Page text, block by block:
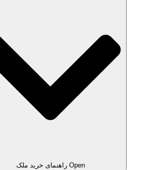
Open راهنمای خرید ملک